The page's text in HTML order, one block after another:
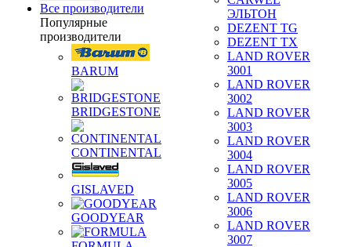
Все производители
Популярные
производители
BARUM
BRIDGESTONE
CONTINENTAL
GISLAVED
GOODYEAR
ЭЛЬТОН
DEZENT TG
DEZENT TX
LAND ROVER
3001
LAND ROVER
3002
LAND ROVER
3003
LAND ROVER
3004
LAND ROVER
3005
LAND ROVER
3006
LAND ROVER
3007